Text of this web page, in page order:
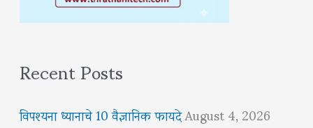
Recent Posts
विपश्यना ध्यानाचे 10 वैज्ञानिक फायदेAugust 4, 2026